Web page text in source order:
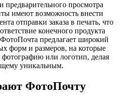
предварительного просмотра
имеют возможность внести
отправки заказа в печать, что
конечного продукта
предлагает широкий
форм и размеров, на которые
или логотип, делая
уникальным.
ФотоПочту